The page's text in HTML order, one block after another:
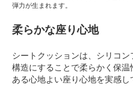
弾力が生まれます。
柔らかな座り心地
シートクッションは、シリコ
構造にすることで柔らかく保
ある心地よい座り心地を実感し